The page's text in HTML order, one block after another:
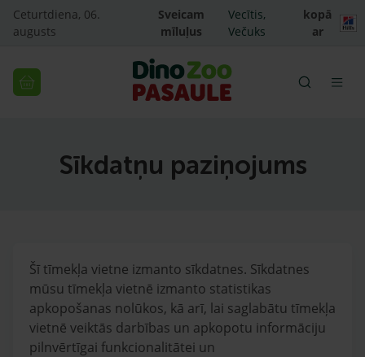
Ceturtdiena, 06.
augusts
Sveicam
mīluļus
Vecītis,
Večuks
kopā
ar
Sīkdatņu paziņojums
Šī tīmekļa vietne izmanto sīkdatnes. Sīkdatnes
mūsu tīmekļa vietnē izmanto statistikas
apkopošanas nolūkos, kā arī, lai saglabātu tīmekļa
vietnē veiktās darbības un apkopotu informāciju
pilnvērtīgai funkcionalitātei un